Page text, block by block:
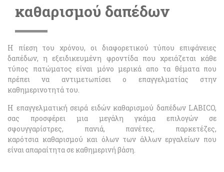
καθαρισμού δαπέδων
H πίεση του χρόνου, οι διαφορετικού τύπου επιφάνειες
δαπέδων, η εξειδικευμένη φροντίδα που χρειάζεται κάθε
τύπος πατώματος είναι μόνο μερικά απο τα θέματα που
πρέπει να αντιμετωπίσει ο επαγγελματίας στην
καθημερινοτητά του.
Η επαγγελματική σειρά ειδών καθαρισμού δαπέδων LABICO,
σας προσφέρει μια μεγάλη γκάμα επιλογών σε
σφουγγαρίστρες, πανιά, πανέτες, παρκετέζες,
καρότσια καθαρισμού και όλων των άλλων εργαλείων που
είναι απαραίτητα σε καθημερινή βάση.